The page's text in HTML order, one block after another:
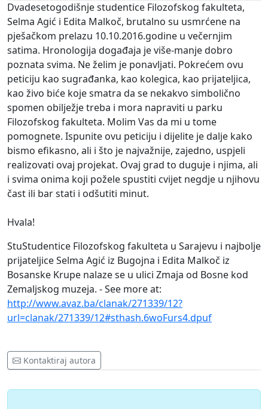
Dvadesetogodišnje studentice Filozofskog fakulteta,
Selma Agić i Edita Malkoč, brutalno su usmrćene na
pješačkom prelazu 10.10.2016.godine u večernjim
satima. Hronologija događaja je više-manje dobro
poznata svima. Ne želim je ponavljati. Pokrećem ovu
peticiju kao sugrađanka, kao kolegica, kao prijateljica,
kao živo biće koje smatra da se nekakvo simbolično
spomen obilježje treba i mora napraviti u parku
Filozofskog fakulteta. Molim Vas da mi u tome
pomognete. Ispunite ovu peticiju i dijelite je dalje kako
bismo efikasno, ali i što je najvažnije, zajedno, uspjeli
realizovati ovaj projekat. Ovaj grad to duguje i njima, ali
i svima onima koji požele spustiti cvijet negdje u njihovu
čast ili bar stati i odšutiti minut.
Hvala!
StuStudentice Filozofskog fakulteta u Sarajevu i najbolje
prijateljice Selma Agić iz Bugojna i Edita Malkoč iz
Bosanske Krupe nalaze se u ulici Zmaja od Bosne kod
Zemaljskog muzeja. - See more at:
http://www.avaz.ba/clanak/271339/12?
url=clanak/271339/12#sthash.6woFurs4.dpuf
Kontaktiraj autora